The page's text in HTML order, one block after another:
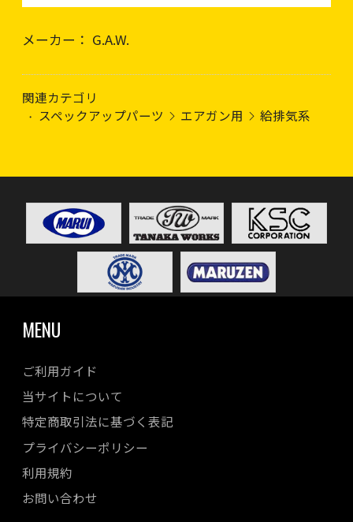
メーカー： G.A.W.
関連カテゴリ
スペックアップパーツ
エアガン用 給排気系
MENU
ご利用ガイド
当サイトについて
特定商取引法に基づく表記
プライバシーポリシー
利用規約
お問い合わせ